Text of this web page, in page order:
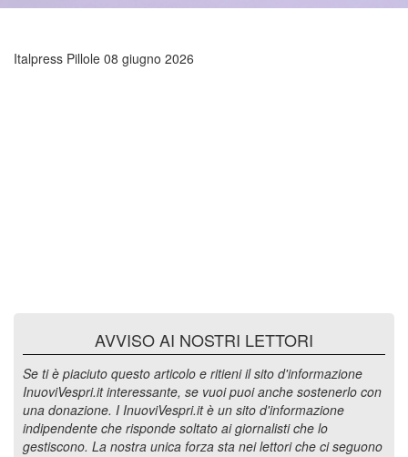
Italpress Pillole 08 giugno 2026
AVVISO AI NOSTRI LETTORI
Se ti è piaciuto questo articolo e ritieni il sito d'informazione
InuoviVespri.it interessante, se vuoi puoi anche sostenerlo con
una donazione. I InuoviVespri.it è un sito d'informazione
indipendente che risponde soltato ai giornalisti che lo
gestiscono. La nostra unica forza sta nei lettori che ci seguono